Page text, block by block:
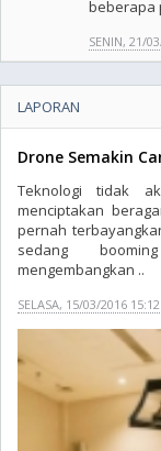
beberapa
SENIN, 21/
LAPORAN
Drone Semakin
Teknologi tidak
menciptakan
pernah
sedang
mengembangkan ..
SELASA, 15/03/2016 15:12